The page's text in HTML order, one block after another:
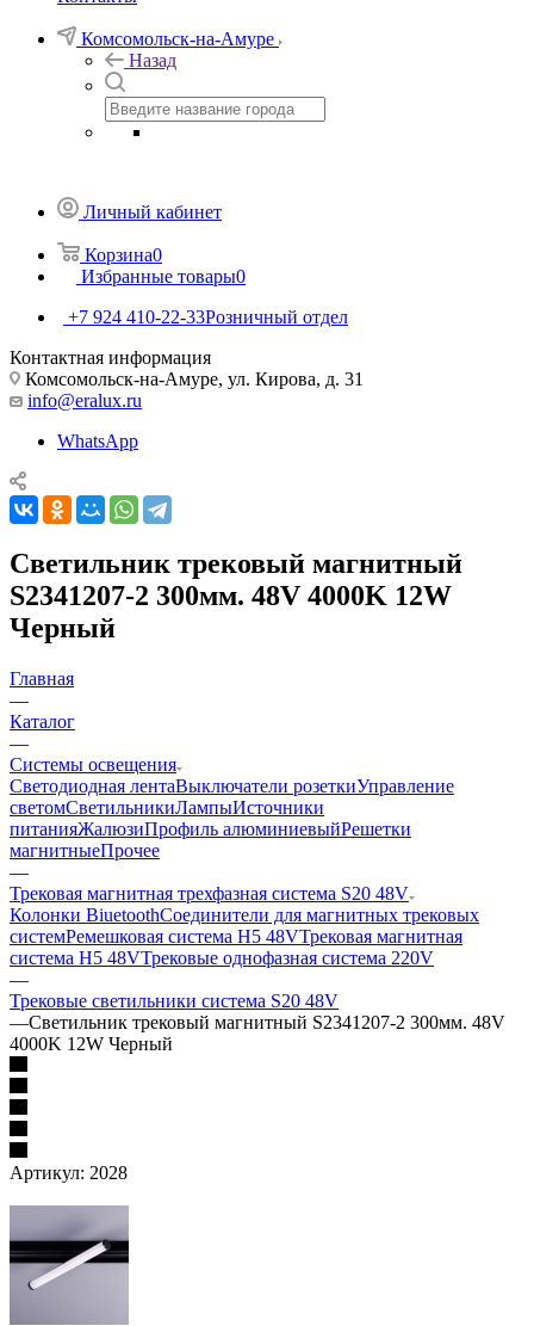
Комсомольск-на-Амуре
Назад
Личный кабинет
Корзина0
Избранные товары0
+7 924 410-22-33Розничный отдел
Контактная информация
Комсомольск-на-Амуре, ул. Кирова, д. 31
info@eralux.ru
WhatsApp
Светильник трековый магнитный
S2341207-2 300мм. 48V 4000K 12W
Черный
Главная
—
Каталог
—
Системы освещения
Светодиодная лентаВыключатели розеткиУправление
светомСветильникиЛампыИсточники
питанияЖалюзиПрофиль алюминиевыйРешетки
магнитныеПрочее
—
Трековая магнитная трехфазная система S20 48V
Колонки BiuetoothСоединители для магнитных трековых
системРемешковая система H5 48VТрековая магнитная
система H5 48VТрековые однофазная система 220V
—
Трековые светильники система S20 48V
—Светильник трековый магнитный S2341207-2 300мм. 48V
4000K 12W Черный
Артикул: 2028